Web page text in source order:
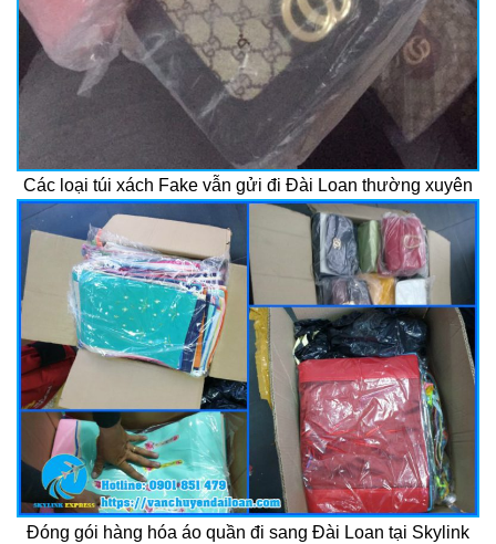
Các loại túi xách Fake vẫn gửi đi Đài Loan thường xuyên
Đóng gói hàng hóa áo quần đi sang Đài Loan tại Skylink